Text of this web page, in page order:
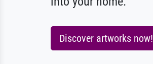
Discover artworks now!